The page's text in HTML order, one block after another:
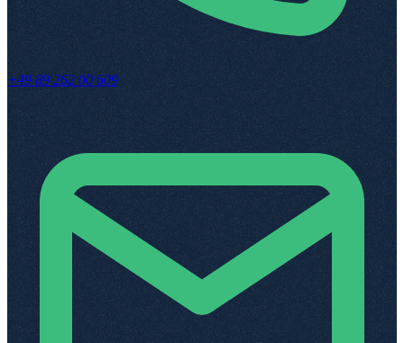
+49 89 262 00 609